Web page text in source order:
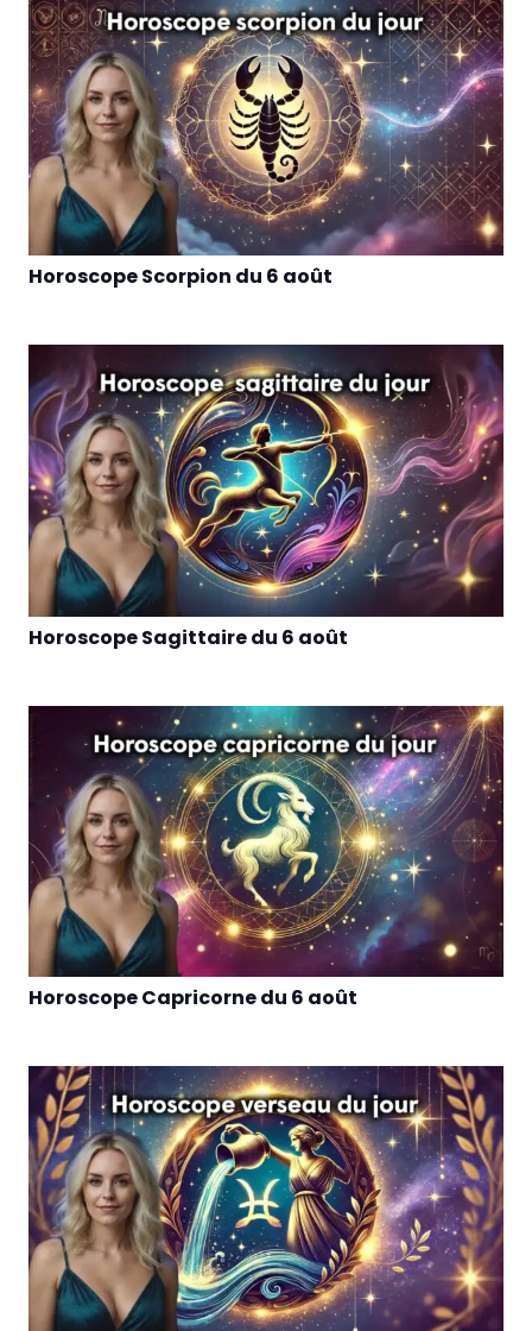
Horoscope Scorpion du 6 août
Horoscope Sagittaire du 6 août
Horoscope Capricorne du 6 août